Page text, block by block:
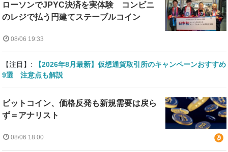
ローソンでJPYC決済を実体験 コンビニ
のレジで払う円建てステーブルコイン
08/06 19:33
【注目】:
【2026年8月最新】仮想通貨取引所のキャンペーンおすすめ
9選 注意点も解説
ビットコイン、価格反発も新規需要は戻ら
ず＝アナリスト
08/06 18:00